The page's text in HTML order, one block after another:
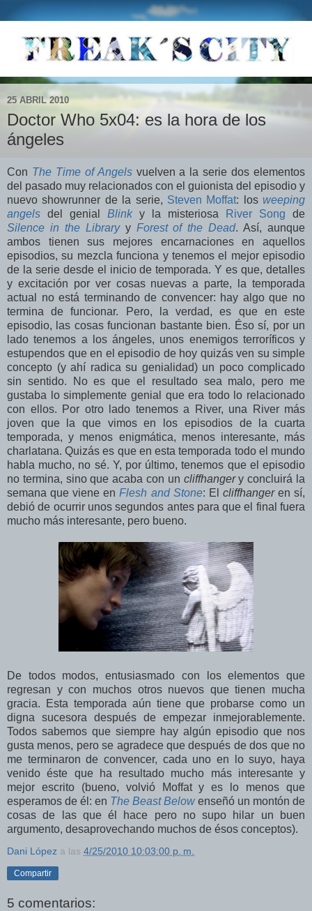
25 ABRIL 2010
Doctor Who 5x04: es la hora de los
ángeles
Con The Time of Angelsvuelven a la serie dos elementos
del pasado muy relacionados con el guionista del episodio y
nuevo showrunner de la serie, Steven Moffat: los weeping
angels del genial Blinky la misteriosa River Song de
Silence in the Libraryy Forest of the Dead. Así, aunque
ambos tienen sus mejores encarnaciones en aquellos
episodios, su mezcla funciona y tenemos el mejor episodio
de la serie desde el inicio de temporada. Y es que, detalles
y excitación por ver cosas nuevas a parte, la temporada
actual no está terminando de convencer: hay algo que no
termina de funcionar. Pero, la verdad, es que en este
episodio, las cosas funcionan bastante bien. Éso sí, por un
lado tenemos a los ángeles, unos enemigos terroríficos y
estupendos que en el episodio de hoy quizás ven su simple
concepto (y ahí radica su genialidad) un poco complicado
sin sentido. No es que el resultado sea malo, pero me
gustaba lo simplemente genial que era todo lo relacionado
con ellos. Por otro lado tenemos a River, una River más
joven que la que vimos en los episodios de la cuarta
temporada, y menos enigmática, menos interesante, más
charlatana. Quizás es que en esta temporada todo el mundo
habla mucho, no sé. Y, por último, tenemos que el episodio
no termina, sino que acaba con un cliffhangery concluirá la
semana que viene enFlesh and Stone: El cliffhangeren sí,
debió de ocurrir unos segundos antes para que el final fuera
mucho más interesante, pero bueno.
De todos modos, entusiasmado con los elementos que
regresan y con muchos otros nuevos que tienen mucha
gracia. Esta temporada aún tiene que probarse como un
digna sucesora después de empezar inmejorablemente.
Todos sabemos que siempre hay algún episodio que nos
gusta menos, pero se agradece que después de dos que no
me terminaron de convencer, cada uno en lo suyo, haya
venido éste que ha resultado mucho más interesante y
mejor escrito (bueno, volvió Moffat y es lo menos que
esperamos de él: en The Beast Belowenseñó un montón de
cosas de las que él hace pero no supo hilar un buen
argumento, desaprovechando muchos de ésos conceptos).
Dani López a las 4/25/2010 10:03:00 p. m.
Compartir
5 comentarios: